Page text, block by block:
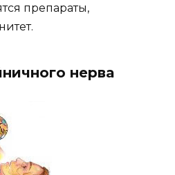
препараты,
нерва